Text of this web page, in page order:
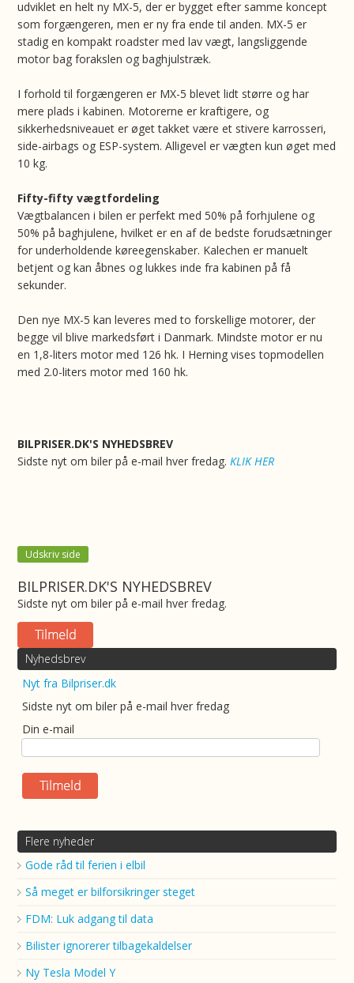
udviklet en helt ny MX-5, der er bygget efter samme koncept
som forgængeren, men er ny fra ende til anden. MX-5 er
stadig en kompakt roadster med lav vægt, langsliggende
motor bag forakslen og baghjulstræk.
I forhold til forgængeren er MX-5 blevet lidt større og har
mere plads i kabinen. Motorerne er kraftigere, og
sikkerhedsniveauet er øget takket være et stivere karrosseri,
side-airbags og ESP-system. Alligevel er vægten kun øget med
10 kg.
Fifty-fifty vægtfordeling
Vægtbalancen i bilen er perfekt med 50% på forhjulene og
50% på baghjulene, hvilket er en af de bedste forudsætninger
for underholdende køreegenskaber. Kalechen er manuelt
betjent og kan åbnes og lukkes inde fra kabinen på få
sekunder.
Den nye MX-5 kan leveres med to forskellige motorer, der
begge vil blive markedsført i Danmark. Mindste motor er nu
en 1,8-liters motor med 126 hk. I Herning vises topmodellen
med 2.0-liters motor med 160 hk.
BILPRISER.DK'S NYHEDSBREV
Sidste nyt om biler på e-mail hver fredag.KLIK HER
Udskriv side
BILPRISER.DK'S NYHEDSBREV
Sidste nyt om biler på e-mail hver fredag.
Nyhedsbrev
Nyt fra Bilpriser.dk
Sidste nyt om biler på e-mail hver fredag
Din e-mail
Flere nyheder
Gode råd til ferien i elbil
Så meget er bilforsikringer steget
FDM: Luk adgang til data
Bilister ignorerer tilbagekaldelser
Ny Tesla Model Y